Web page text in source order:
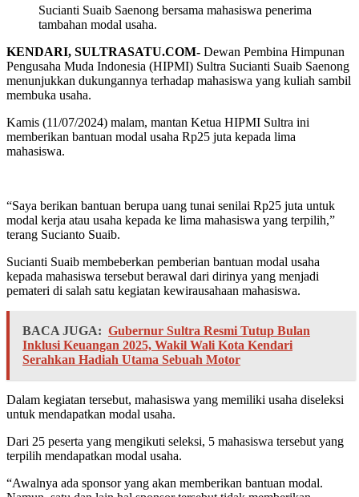
Sucianti Suaib Saenong bersama mahasiswa penerima
tambahan modal usaha.
KENDARI, SULTRASATU.COM- Dewan Pembina Himpunan
Pengusaha Muda Indonesia (HIPMI) Sultra Sucianti Suaib Saenong
menunjukkan dukungannya terhadap mahasiswa yang kuliah sambil
membuka usaha.
Kamis (11/07/2024) malam, mantan Ketua HIPMI Sultra ini
memberikan bantuan modal usaha Rp25 juta kepada lima
mahasiswa.
“Saya berikan bantuan berupa uang tunai senilai Rp25 juta untuk
modal kerja atau usaha kepada ke lima mahasiswa yang terpilih,”
terang Sucianto Suaib.
Sucianti Suaib membeberkan pemberian bantuan modal usaha
kepada mahasiswa tersebut berawal dari dirinya yang menjadi
pemateri di salah satu kegiatan kewirausahaan mahasiswa.
BACA JUGA: Gubernur Sultra Resmi Tutup Bulan
Inklusi Keuangan 2025, Wakil Wali Kota Kendari
Serahkan Hadiah Utama Sebuah Motor
Dalam kegiatan tersebut, mahasiswa yang memiliki usaha diseleksi
untuk mendapatkan modal usaha.
Dari 25 peserta yang mengikuti seleksi, 5 mahasiswa tersebut yang
terpilih mendapatkan modal usaha.
“Awalnya ada sponsor yang akan memberikan bantuan modal.